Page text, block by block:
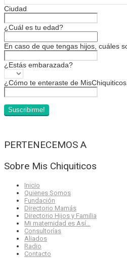
Ciudad
¿Cuál es tu edad?
En caso de que tengas hijos, cuáles
¿Estás embarazada?
¿Cómo te enteraste de
PERTENECEMOS A
Sobre Mis Chiquiticos
Inicio
Quienes Somos
Fundación
Directorio Mamás
Directorio Hijos y Familia
Mi maternidad es Así…
Consultorías
Aliados
Radio
Contacto